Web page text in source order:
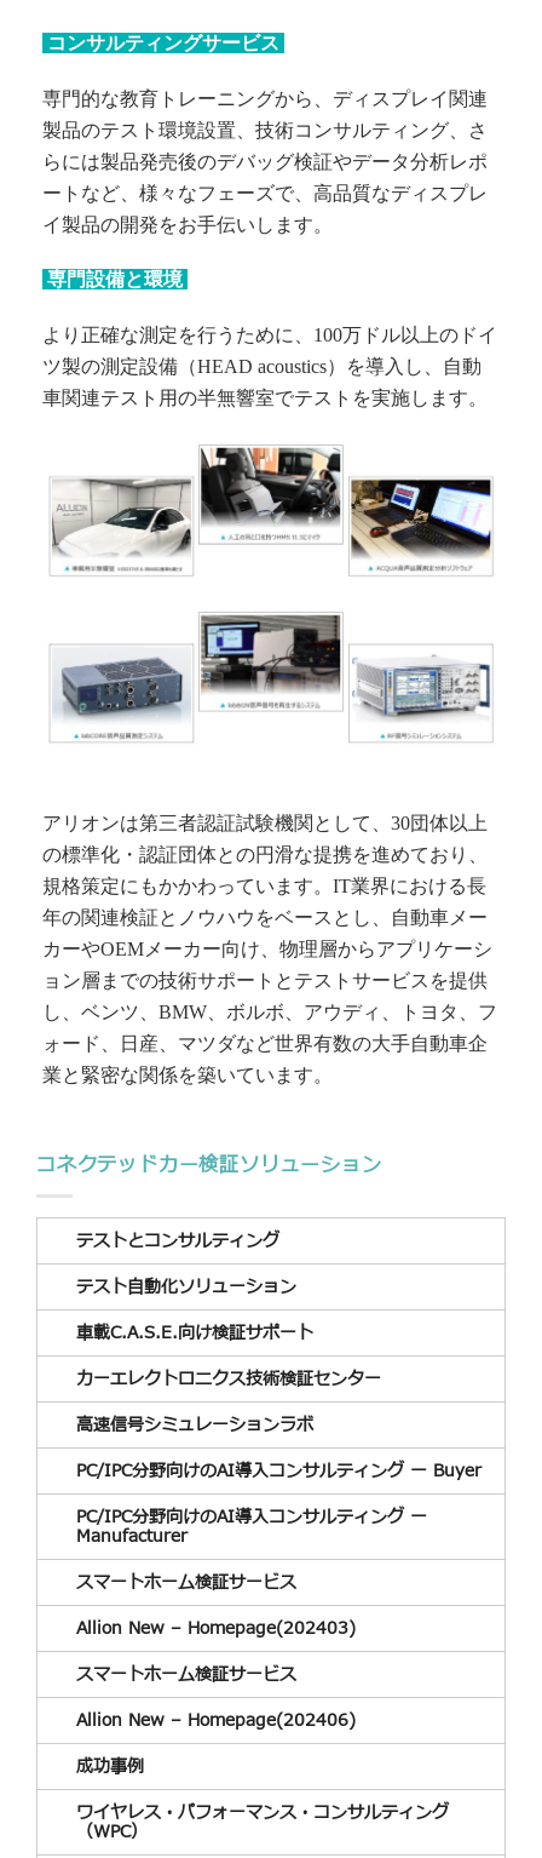
コンサルティングサービス
専門的な教育トレーニングから、ディスプレイ関連
製品のテスト環境設置、技術コンサルティング、さ
らには製品発売後のデバッグ検証やデータ分析レポ
ートなど、様々なフェーズで、高品質なディスプレ
イ製品の開発をお手伝いします。
専門設備と環境
より正確な測定を行うために、100万ドル以上のドイ
ツ製の測定設備（HEAD acoustics）を導入し、自動
車関連テスト用の半無響室でテストを実施します。
アリオンは第三者認証試験機関として、30団体以上
の標準化・認証団体との円滑な提携を進めており、
規格策定にもかかわっています。IT業界における長
年の関連検証とノウハウをベースとし、自動車メー
カーやOEMメーカー向け、物理層からアプリケーシ
ョン層までの技術サポートとテストサービスを提供
し、ベンツ、BMW、ボルボ、アウディ、トヨタ、フ
ォード、日産、マツダなど世界有数の大手自動車企
業と緊密な関係を築いています。
コネクテッドカー検証ソリューション
テストとコンサルティング
テスト自動化ソリューション
車載C.A.S.E.向け検証サポート
カーエレクトロニクス技術検証センター
高速信号シミュレーションラボ
PC/IPC分野向けのAI導入コンサルティング ー Buyer
PC/IPC分野向けのAI導入コンサルティング ー
Manufacturer
スマートホーム検証サービス
Allion New – Homepage(202403)
スマートホーム検証サービス
Allion New – Homepage(202406)
成功事例
ワイヤレス・パフォーマンス・コンサルティング
（WPC）